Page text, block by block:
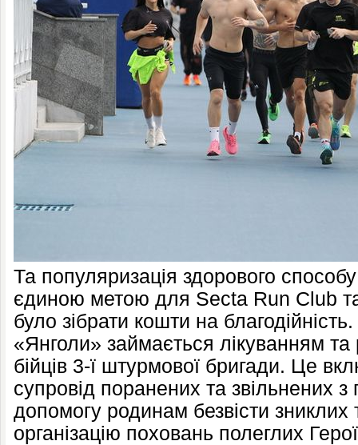
Та популяризація здорового
єдиною метою для Secta Run Club
було зібрати кошти на
«Янголи» займається лікуванням та
бійців 3-ї штурмової бригади. Це
супровід поранених та звільнених з
допомогу родинам безвісти зниклих
організацію поховань полеглих